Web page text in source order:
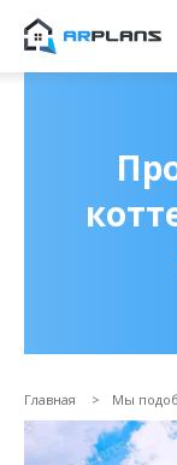
Главная Мы